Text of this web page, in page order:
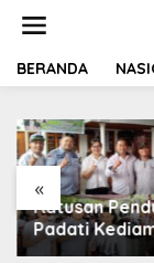
t
BERANDA
«
Ratusan
Padati
Cristy Toar